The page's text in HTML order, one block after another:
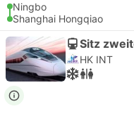
Ningbo
Shanghai Hongqiao
Sitz
HK INT